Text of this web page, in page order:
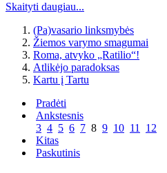
Skaityti daugiau...
(Pa)vasario linksmybės
Žiemos varymo smagumai
Roma, atvyko „Ratilio“!
Atlikėjo paradoksas
Kartu į Tartu
Pradėti
Ankstesnis
3 4 5 6 7 8 9 10 11 12
Kitas
Paskutinis